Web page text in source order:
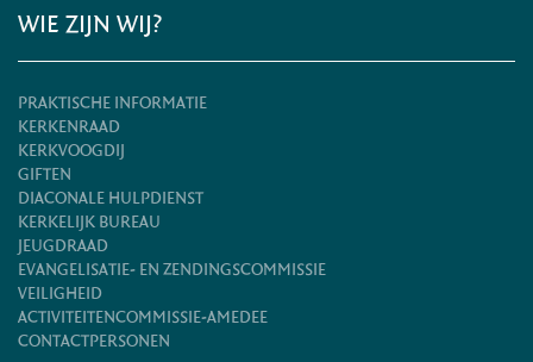
WIE ZIJN WIJ?
PRAKTISCHE INFORMATIE
KERKENRAAD
KERKVOOGDIJ
GIFTEN
DIACONALE HULPDIENST
KERKELIJK BUREAU
JEUGDRAAD
EVANGELISATIE- EN ZENDINGSCOMMISSIE
VEILIGHEID
ACTIVITEITENCOMMISSIE-AMEDEE
CONTACTPERSONEN